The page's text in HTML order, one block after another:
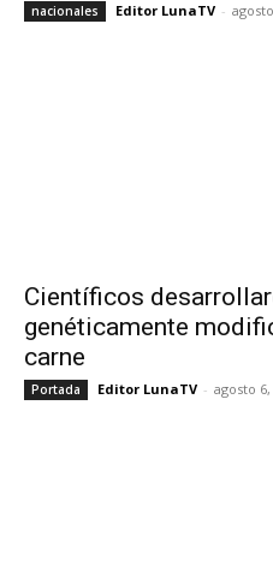
nacionales Editor LunaTV -
Científicos
genéticamente
carne
Portada Editor LunaTV - agosto 6,